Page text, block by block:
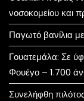
νοσοκομείου και
Παγωτό βανίλια
Γουατεμάλα: Σε
Φουέγο – 1.700
Συνελήφθη